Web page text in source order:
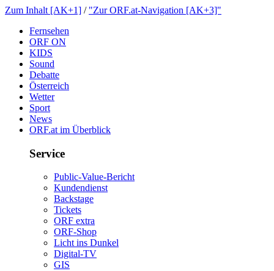
ZumInhalt[AK+1] / "ZurORF.at-Navigation[AK+3]"
Fernsehen
ORFON
KIDS
Sound
Debatte
Österreich
Wetter
Sport
News
ORF.atimÜberblick
Service
Public-Value-Bericht
Kundendienst
Backstage
Tickets
ORFextra
ORF-Shop
LichtinsDunkel
Digital-TV
GIS